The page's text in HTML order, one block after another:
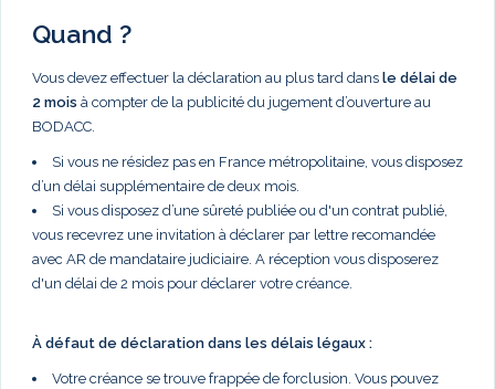
Quand ?
Vous devez effectuer la déclaration au plus tard dans le délai de
2 mois à compter de la publicité du jugement d’ouverture au
BODACC.
Si vous ne résidez pas en France métropolitaine, vous disposez
d’un délai supplémentaire de deux mois.
Si vous disposez d’une sûreté publiée ou d'un contrat publié,
vous recevrez une invitation à déclarer par lettre recomandée
avec AR de mandataire judiciaire. A réception vous disposerez
d'un délai de 2 mois pour déclarer votre créance.
À défaut de déclaration dans les délais légaux :
Votre créance se trouve frappée de forclusion. Vous pouvez